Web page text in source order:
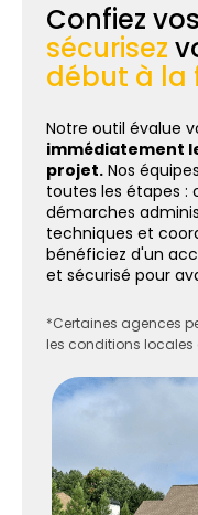
Confiez
sécurisez
début à la
Notre outil évalue
immédiatement
projet. Nos
toutes les étapes :
démarches
techniques et
bénéficiez d'un
et sécurisé pour
*Certaines agences
les conditions locales